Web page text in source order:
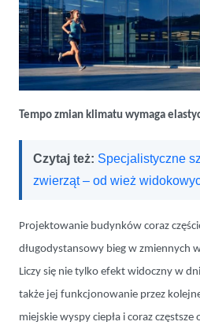
Tempo zmian klimatu wymaga
Czytaj też: Specjalistyczne
zwierząt – od wież
Projektowanie budynków coraz
długodystansowy bieg w zmiennych
Liczy się nie tylko efekt widoczny w
także jej funkcjonowanie przez
miejskie wyspy ciepła i coraz